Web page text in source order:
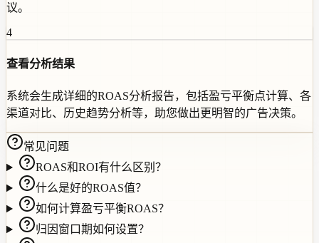
议。
4
查看分析结果
系统会生成详细的ROAS分析报告，包括盈亏平衡点计算、各
渠道对比、历史趋势分析等，助您做出更明智的广告决策。
常见问题
ROAS和ROI有什么区别？
什么是好的ROAS值？
如何计算盈亏平衡ROAS？
归因窗口期如何设置？